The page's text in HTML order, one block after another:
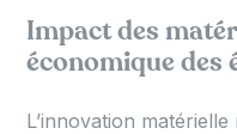
Impact des
économique des
L’innovation